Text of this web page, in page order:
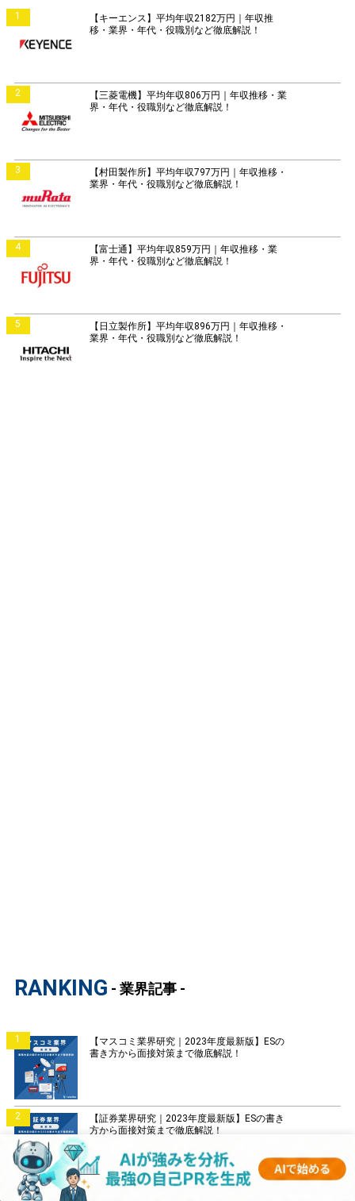
1
【キーエンス】平均年収2182万円｜年収推
移・業界・年代・役職別など徹底解説！
2
【三菱電機】平均年収806万円｜年収推移・業
界・年代・役職別など徹底解説！
3
【村田製作所】平均年収797万円｜年収推移・
業界・年代・役職別など徹底解説！
4
【富士通】平均年収859万円｜年収推移・業
界・年代・役職別など徹底解説！
5
【日立製作所】平均年収896万円｜年収推移・
業界・年代・役職別など徹底解説！
RANKING - 業界記事 -
1
【マスコミ業界研究｜2023年度最新版】ESの
書き方から面接対策まで徹底解説！
2
【証券業界研究｜2023年度最新版】ESの書き
方から面接対策まで徹底解説！
3